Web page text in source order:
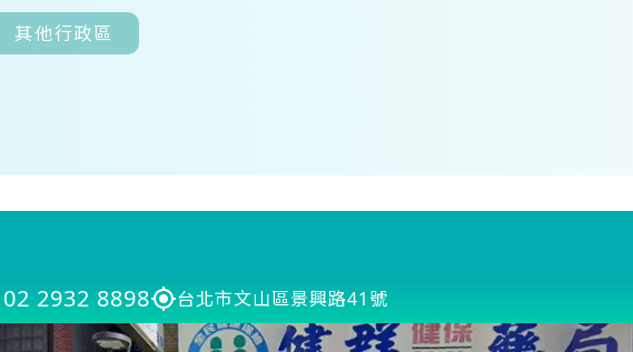
其他行政區
02 2932 8898 台北市文山區景興路41號